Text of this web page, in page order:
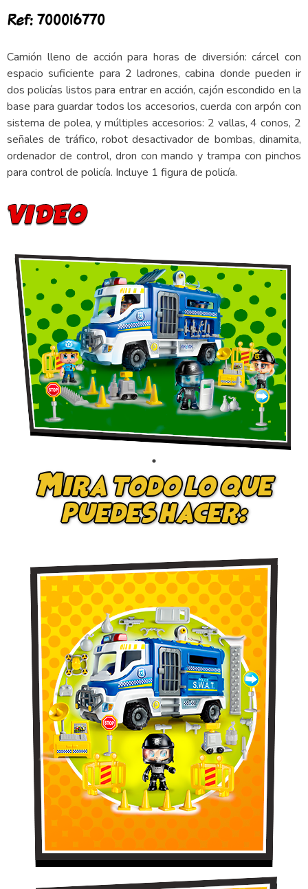
Ref: 700016770
Camión lleno de acción para horas de diversión: cárcel con
espacio suficiente para 2 ladrones, cabina donde pueden ir
dos policías listos para entrar en acción, cajón escondido en la
base para guardar todos los accesorios, cuerda con arpón con
sistema de polea, y múltiples accesorios: 2 vallas, 4 conos, 2
señales de tráfico, robot desactivador de bombas, dinamita,
ordenador de control, dron con mando y trampa con pinchos
para control de policía. Incluye 1 figura de policía.
Mira todo lo que
puedes hacer: